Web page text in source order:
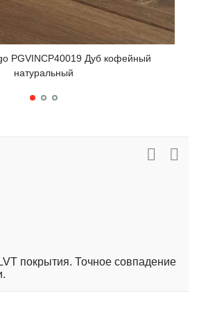
PGVINCP40019 Дуб кофейный
натуральный
покрытия. Точное совпадение